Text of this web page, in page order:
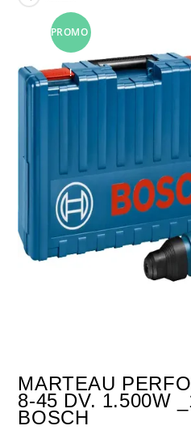
PROMO
!
MARTEAU
8-45 DV. 1.500W
BOSCH